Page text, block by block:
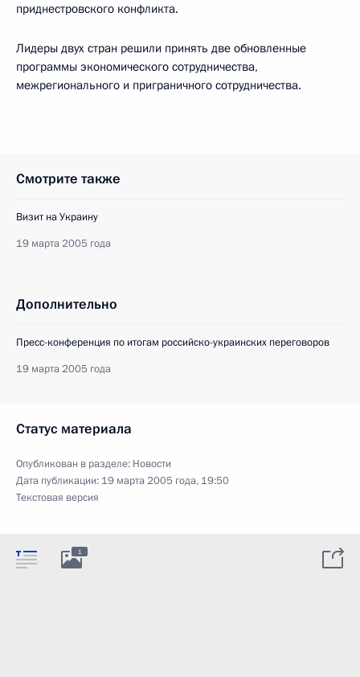
приднестровского конфликта.
Лидеры двух стран решили принять две обновленные
программы экономического сотрудничества,
межрегионального и приграничного сотрудничества.
Смотрите также
Визит на Украину
19 марта 2005 года
Дополнительно
Пресс-конференция по итогам российско-украинских переговоров
19 марта 2005 года
Статус материала
Опубликован в разделе: Новости
Дата публикации: 19 марта 2005 года, 19:50
Текстовая версия
1